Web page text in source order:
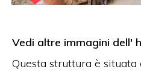
Vedi altre immagini dell'
Questa struttura è